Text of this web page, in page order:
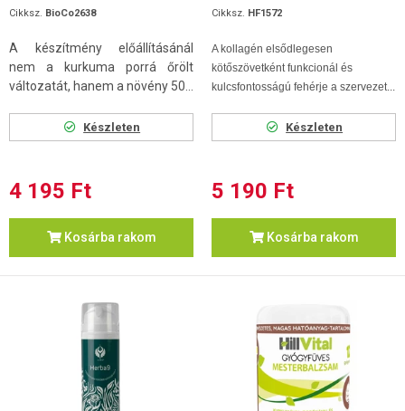
Cikksz. BioCo2638
A készítmény előállításánál
nem a kurkuma porrá őrölt
változatát, hanem a növény 50...
Készleten
4 195 Ft
Kosárba rakom
Cikksz. HF1572
A kollagén elsődlegesen
kötőszövetként funkcionál és
kulcsfontosságú fehérje a szervezet...
Készleten
5 190 Ft
Kosárba rakom